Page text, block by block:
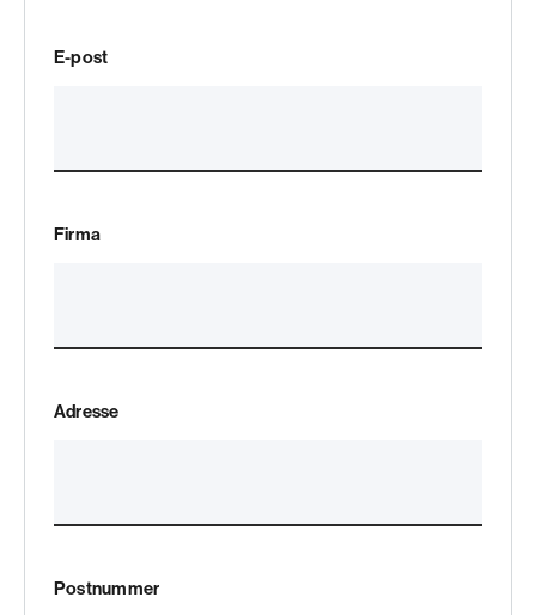
E-post
Firma
Adresse
Postnummer